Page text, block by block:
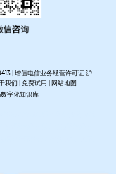
| 增值电信业务经营许可证 沪
我们 |免费试用 |网站地图
字化知识库